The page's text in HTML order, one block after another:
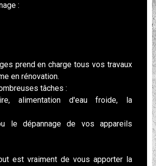
:
prend en charge tous vos travaux
en rénovation.
tâches :
alimentation d'eau froide, la
le dépannage de vos appareils
est vraiment de vous apporter la